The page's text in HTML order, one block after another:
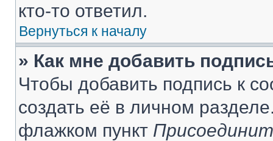
кто-то ответил.
Вернуться к началу
» Как мне добавить
Чтобы добавить подпись к
создать её в личном
флажком пункт